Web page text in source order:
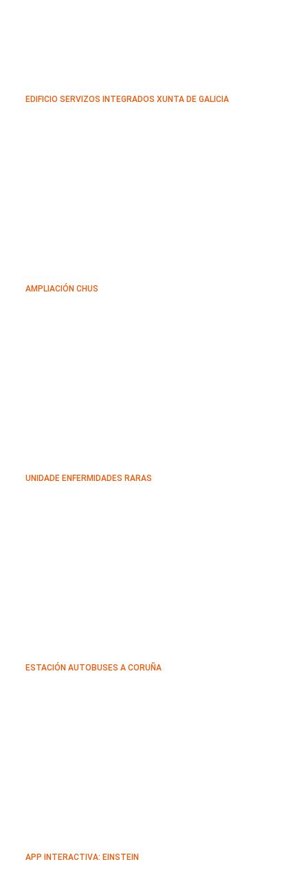
EDIFICIO SERVIZOS INTEGRADOS XUNTA DE GALICIA
AMPLIACIÓN CHUS
UNIDADE ENFERMIDADES RARAS
ESTACIÓN AUTOBUSES A CORUÑA
APP INTERACTIVA: EINSTEIN